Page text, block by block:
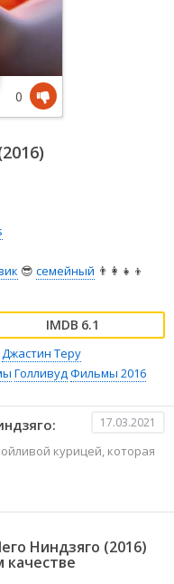
😎 семейный 👨‍👩‍👧‍👦
6.1
Джастин Теру
ГолливудФильмы 2016
0
17.03.2021
курицей, которая
Ниндзяго (2016)
качестве